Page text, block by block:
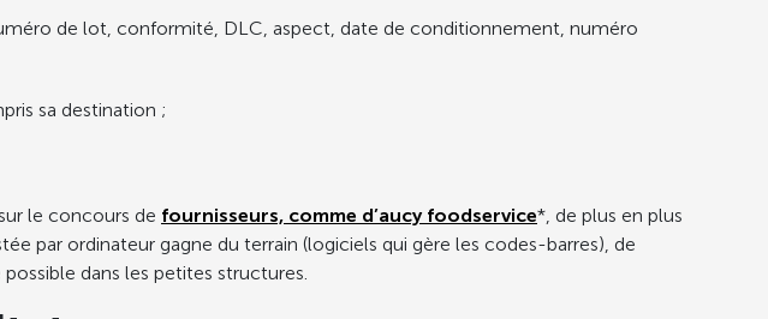
de lot, conformité, DLC, aspect, date de conditionnement, numéro
sa destination ;
le concours de fournisseurs, comme d’aucy foodservice*, de plus en plus
par ordinateur gagne du terrain (logiciels qui gère les codes-barres), de
dans les petites structures.